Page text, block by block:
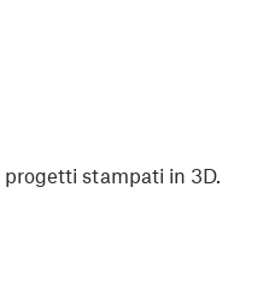
stampati in 3D.